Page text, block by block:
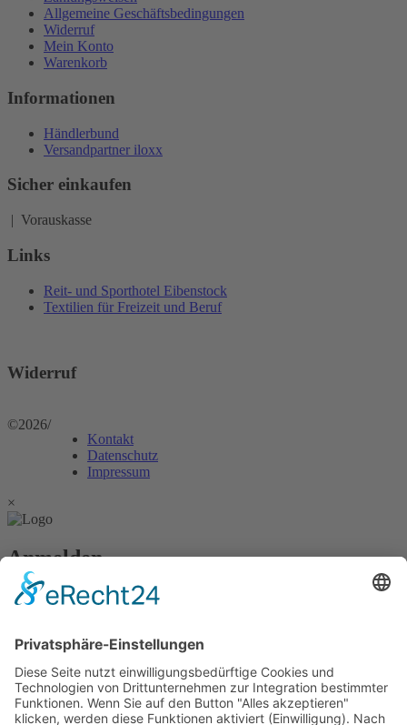
Allgemeine Geschäftsbedingungen
Widerruf
Mein Konto
Warenkorb
Informationen
Händlerbund
Versandpartner iloxx
Sicher einkaufen
| Vorauskasse
Links
Reit- und Sporthotel Eibenstock
Textilien für Freizeit und Beruf
Widerruf
©2026/
Kontakt
Datenschutz
Impressum
×
Anmelden
Passwort vergessen?
Angemeldet bleiben